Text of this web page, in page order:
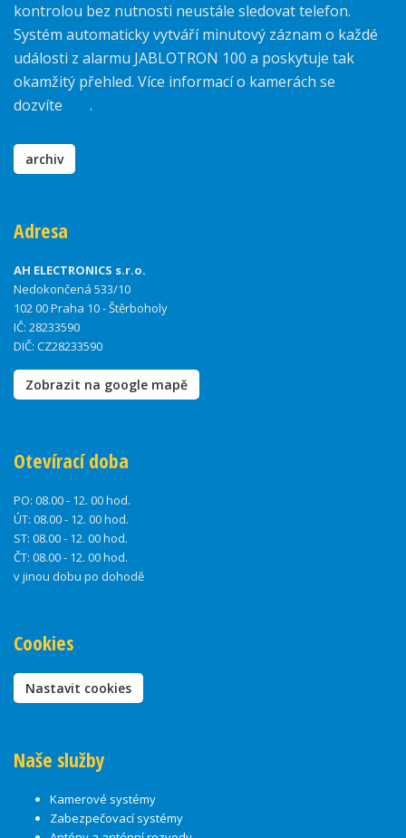
kontrolou bez nutnosti neustále sledovat telefon.
Systém automaticky vytváří minutový záznam o každé
události z alarmu JABLOTRON 100 a poskytuje tak
okamžitý přehled. Více informací o kamerách se
dozvíte
.
archiv
Adresa
AH ELECTRONICS s.r.o.
Nedokončená 533/10
102 00 Praha 10 - Štěrboholy
IČ: 28233590
DIČ: CZ28233590
Zobrazit na google mapě
Otevírací doba
PO: 08.00 - 12. 00 hod.
ÚT: 08.00 - 12. 00 hod.
ST: 08.00 - 12. 00 hod.
ČT: 08.00 - 12. 00 hod.
v jinou dobu po dohodě
Cookies
Nastavit cookies
Naše služby
Kamerové systémy
Zabezpečovací systémy